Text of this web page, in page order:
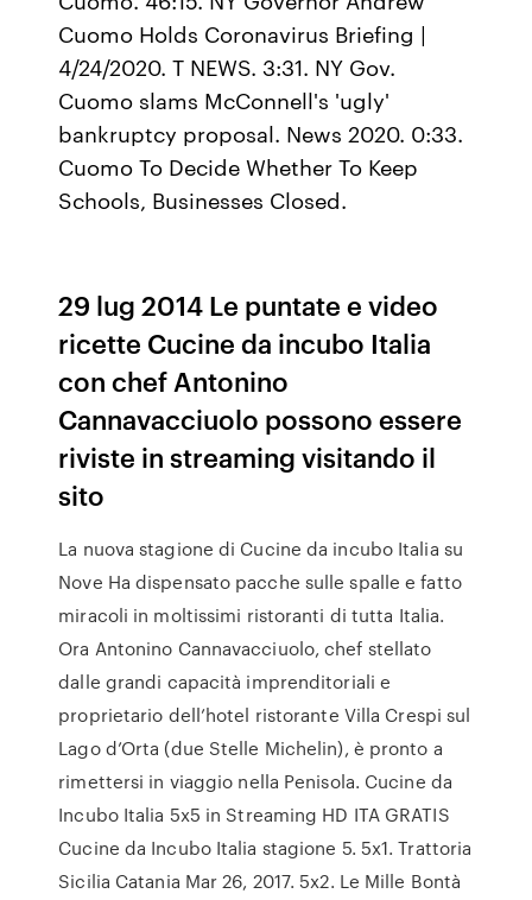
Cuomo Holds Coronavirus Briefing |
4/24/2020. T NEWS. 3:31. NY Gov.
Cuomo slams McConnell's 'ugly'
bankruptcy proposal. News 2020. 0:33.
Cuomo To Decide Whether To Keep
Schools, Businesses Closed.
29 lug 2014 Le puntate e video
ricette Cucine da incubo Italia
con chef Antonino
Cannavacciuolo possono essere
riviste in streaming visitando il
sito
La nuova stagione di Cucine da incubo Italia su
Nove Ha dispensato pacche sulle spalle e fatto
miracoli in moltissimi ristoranti di tutta Italia.
Ora Antonino Cannavacciuolo, chef stellato
dalle grandi capacità imprenditoriali e
proprietario dell’hotel ristorante Villa Crespi sul
Lago d’Orta (due Stelle Michelin), è pronto a
rimettersi in viaggio nella Penisola. Cucine da
Incubo Italia 5x5 in Streaming HD ITA GRATIS
Cucine da Incubo Italia stagione 5. 5x1. Trattoria
Sicilia Catania Mar 26, 2017. 5x2. Le Mille Bontà